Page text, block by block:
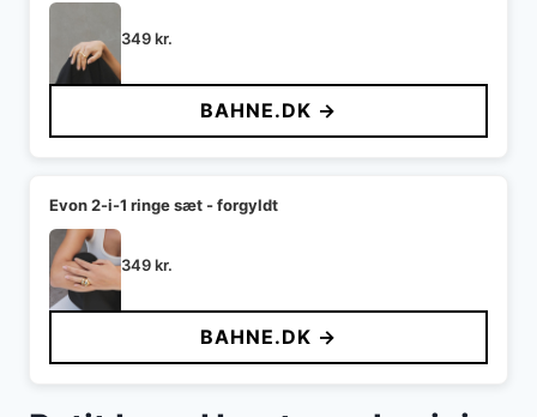
349kr.
BAHNE.DK →
Evon 2-i-1 ringe sæt - forgyldt
349kr.
BAHNE.DK →